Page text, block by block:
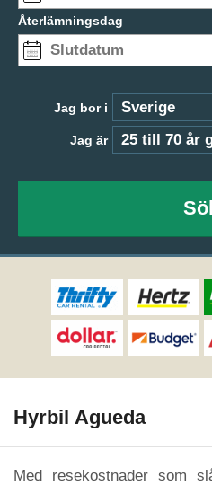
Återlämningsdag
Jag bor i
Jag är
Hyrbil Agueda
Med resekostnader som